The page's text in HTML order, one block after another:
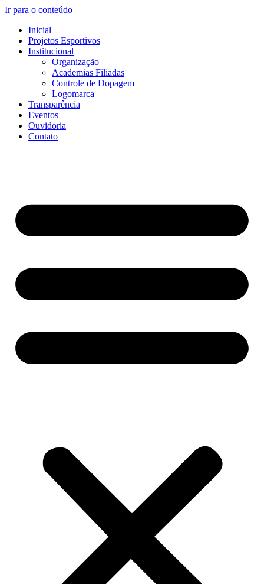
Ir para o conteúdo
Inicial
Projetos Esportivos
Institucional
Organização
Academias Filiadas
Controle de Dopagem
Logomarca
Transparência
Eventos
Ouvidoria
Contato